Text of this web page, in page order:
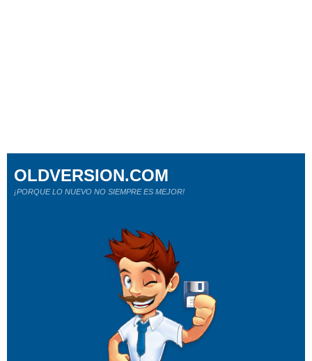
OLDVERSION.COM
¡PORQUE LO NUEVO NO SIEMPRE ES MEJOR!